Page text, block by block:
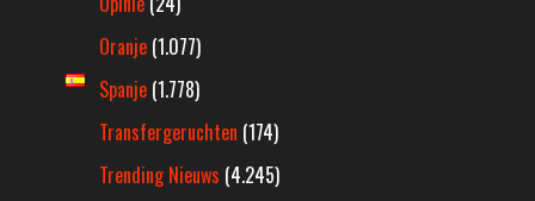
Oranje (1.077)
Spanje (1.778)
Transfergeruchten (174)
Trending Nieuws (4.245)